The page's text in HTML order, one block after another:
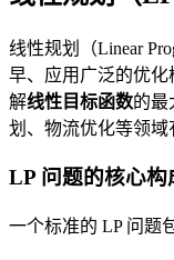
线性规划（Linear
早、应用广泛的优化
解线性目标函数的最
划、物流优化等领域
LP 问题的核心构
一个标准的 LP 问题